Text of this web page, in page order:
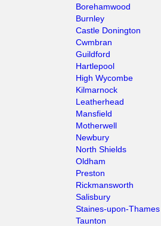
Borehamwood
Burnley
Castle Donington
Cwmbran
Guildford
Hartlepool
High Wycombe
Kilmarnock
Leatherhead
Mansfield
Motherwell
Newbury
North Shields
Oldham
Preston
Rickmansworth
Salisbury
Staines-upon-Thames
Taunton